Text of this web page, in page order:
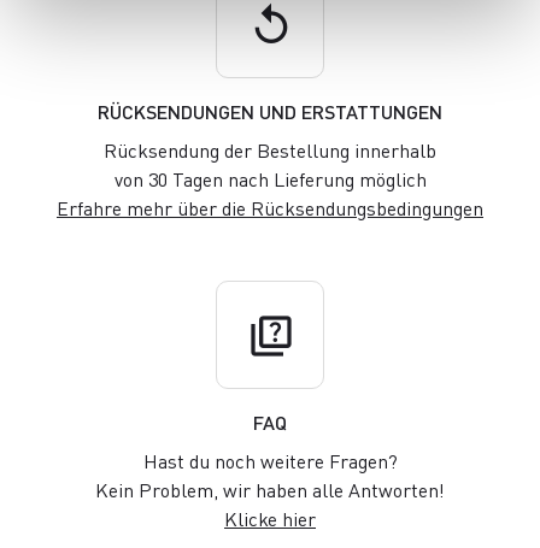
replay
RÜCKSENDUNGEN UND ERSTATTUNGEN
Rücksendung der Bestellung innerhalb
von 30 Tagen nach Lieferung möglich
Erfahre mehr über die Rücksendungsbedingungen
quiz
FAQ
Hast du noch weitere Fragen?
Kein Problem, wir haben alle Antworten!
Klicke hier